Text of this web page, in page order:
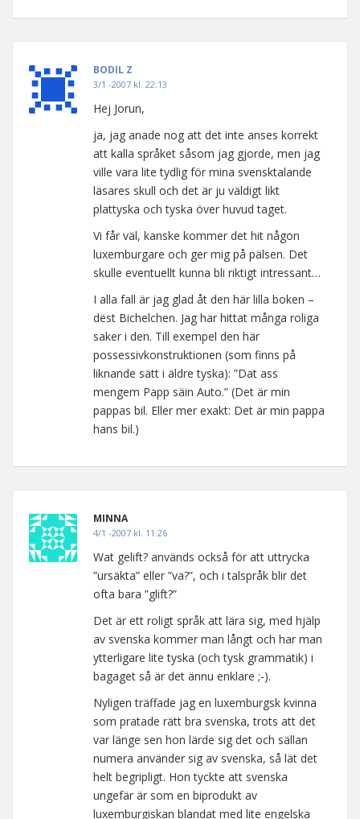
BODIL Z
3/1 -2007 kl. 22:13
Hej Jorun,
ja, jag anade nog att det inte anses korrekt
att kalla språket såsom jag gjorde, men jag
ville vara lite tydlig för mina svensktalande
läsares skull och det är ju väldigt likt
plattyska och tyska över huvud taget.
Vi får väl, kanske kommer det hit någon
luxemburgare och ger mig på pälsen. Det
skulle eventuellt kunna bli riktigt intressant…
I alla fall är jag glad åt den här lilla boken –
dëst Bichelchen. Jag har hittat många roliga
saker i den. Till exempel den här
possessivkonstruktionen (som finns på
liknande sätt i äldre tyska): ”Dat ass
mengem Papp säin Auto.” (Det är min
pappas bil. Eller mer exakt: Det är min pappa
hans bil.)
MINNA
4/1 -2007 kl. 11:26
Wat gelift? används också för att uttrycka
”ursäkta” eller ”va?”, och i talspråk blir det
ofta bara ”glift?”
Det är ett roligt språk att lära sig, med hjälp
av svenska kommer man långt och har man
ytterligare lite tyska (och tysk grammatik) i
bagaget så är det ännu enklare ;-).
Nyligen träffade jag en luxemburgsk kvinna
som pratade rätt bra svenska, trots att det
var länge sen hon lärde sig det och sällan
numera använder sig av svenska, så lät det
helt begripligt. Hon tyckte att svenska
ungefär är som en biprodukt av
luxemburgiskan blandat med lite engelska